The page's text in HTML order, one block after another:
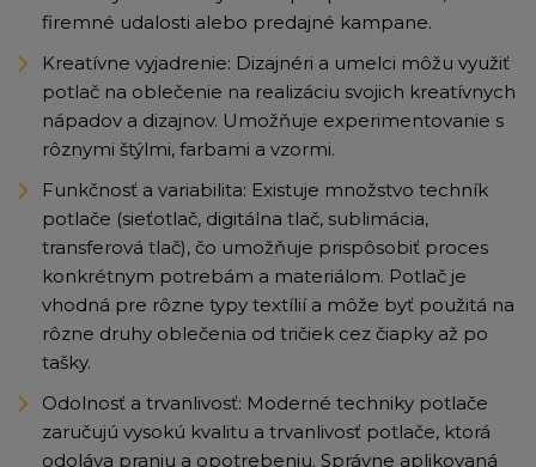
firemné udalosti alebo predajné kampane.
Kreatívne vyjadrenie: Dizajnéri a umelci môžu využiť
potlač na oblečenie na realizáciu svojich kreatívnych
nápadov a dizajnov. Umožňuje experimentovanie s
rôznymi štýlmi, farbami a vzormi.
Funkčnosť a variabilita: Existuje množstvo techník
potlače (sieťotlač, digitálna tlač, sublimácia,
transferová tlač), čo umožňuje prispôsobiť proces
konkrétnym potrebám a materiálom. Potlač je
vhodná pre rôzne typy textílií a môže byť použitá na
rôzne druhy oblečenia od tričiek cez čiapky až po
tašky.
Odolnosť a trvanlivosť: Moderné techniky potlače
zaručujú vysokú kvalitu a trvanlivosť potlače, ktorá
odoláva praniu a opotrebeniu. Správne aplikovaná